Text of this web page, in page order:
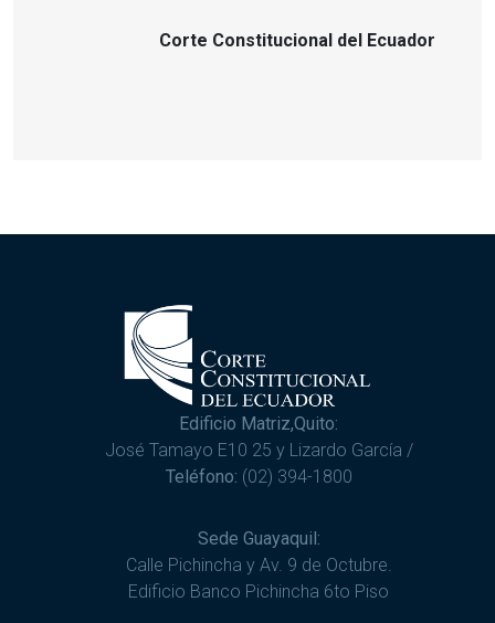
Corte Constitucional del Ecuador
Edificio Matriz,Quito:
José Tamayo E10 25 y Lizardo García /
Teléfono: (02) 394-1800
Sede Guayaquil:
Calle Pichincha y Av. 9 de Octubre.
Edificio Banco Pichincha 6to Piso